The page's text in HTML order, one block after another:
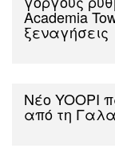
Academia
ξεναγήσεις
Νέο YOOPI
από τη